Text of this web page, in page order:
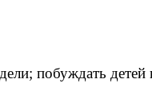
побуждать